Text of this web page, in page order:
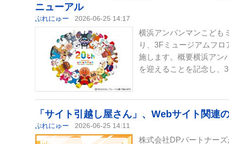
ニューアル
ぷれにゅー 2026-06-25 14:17
横浜アンパンマンこども
り、3Fミュージアムフ
施します。概要横浜アン
を迎えることを記念し、
「サイト引越し屋さん」、Webサイト関
ぷれにゅー 2026-06-25 14:11
株式会社DPパートナー